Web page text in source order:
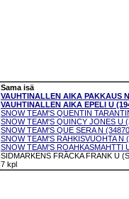
Sama isä
VAUHTINALLEN AIKA PAKKAUS
VAUHTINALLEN AIKA EPELI U
SNOW TEAM'S QUENTIN
SNOW TEAM'S QUINCY JONES U
SNOW TEAM'S QUE SERA N
SNOW TEAM'S RAHKISVUOHTA N
SNOW TEAM'S ROAHKASMAHTTI
SIDMARKENS FRÄCKA FRANK U
7 kpl